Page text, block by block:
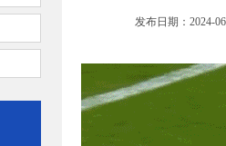
发布日期：2024-